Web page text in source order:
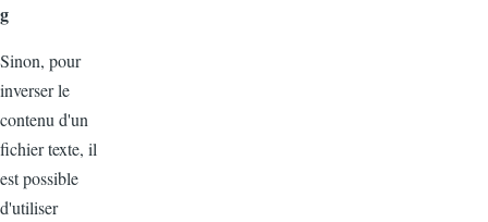
g
Sinon, pour
inverser le
contenu d'un
fichier texte, il
est possible
d'utiliser